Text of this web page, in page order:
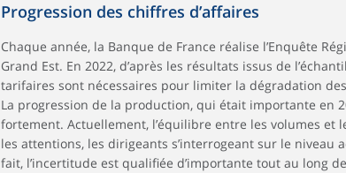
Progression des chiffres d’affaires
Chaque année, la Banque de France réalise l’Enquête
Grand Est. En 2022, d’après les résultats issus de
tarifaires sont nécessaires pour limiter la dégradation
La progression de la production, qui était importante en
fortement. Actuellement, l’équilibre entre les volumes et
les attentions, les dirigeants s’interrogeant sur le niveau
fait, l’incertitude est qualifiée d’importante tout au long